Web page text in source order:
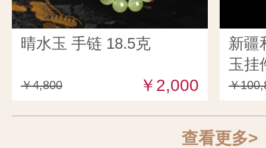
晴水玉 手链 18.5克
￥4,800 ￥2,000
新疆
玉挂
￥
查看更多>